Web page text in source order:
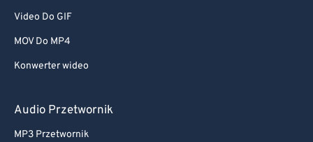
Video Do GIF
MOV Do MP4
Konwerter wideo
Audio Przetwornik
MP3 Przetwornik